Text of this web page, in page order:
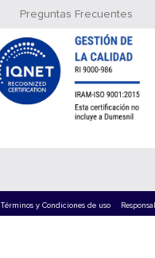
Preguntas Frecuentes
Términos y Condiciones de uso